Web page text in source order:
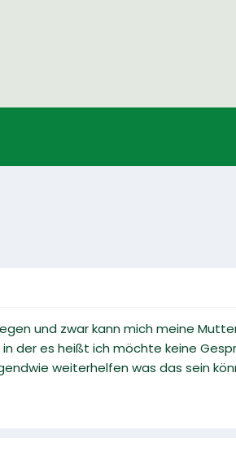
und zwar kann mich meine
der es heißt ich möchte keine
weiterhelfen was das sein